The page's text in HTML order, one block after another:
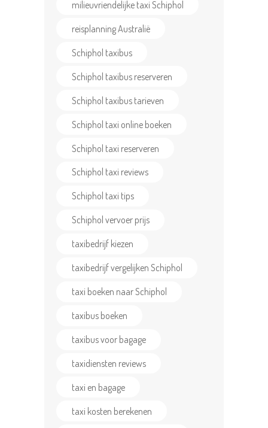
milieuvriendelijke taxi Schiphol
reisplanning Australië
Schiphol taxibus
Schiphol taxibus reserveren
Schiphol taxibus tarieven
Schiphol taxi online boeken
Schiphol taxi reserveren
Schiphol taxi reviews
Schiphol taxi tips
Schiphol vervoer prijs
taxibedrijf kiezen
taxibedrijf vergelijken Schiphol
taxi boeken naar Schiphol
taxibus boeken
taxibus voor bagage
taxidiensten reviews
taxi en bagage
taxi kosten berekenen